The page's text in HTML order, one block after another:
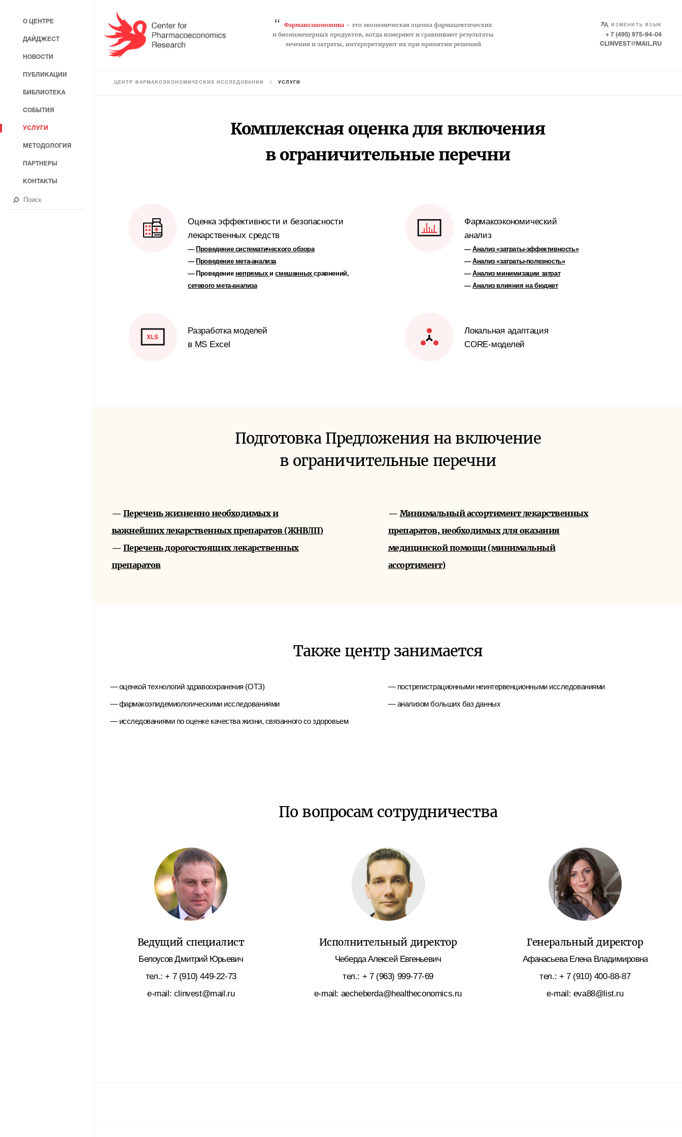
“ Фармакоэкономика– это экономическая оценка фармацевтических
и биоинженерных продуктов, когда измеряют и сравнивают результаты
лечения и затраты, интерпретируют их при принятии решений
ИЗМЕНИТЬ ЯЗЫК
SELECT LANGUAGE
+ 7 (495) 975-94-04
CLINVEST@MAIL.RU
ЦЕНТР ФАРМАКОЭКОНОМИЧЕСКИХ ИССЛЕДОВАНИЙ / УСЛУГИ
Комплексная оценка для включения
в ограничительные перечни
Оценка эффективности и безопасности
лекарственных средств
— Проведение систематического обзора
— Проведение мета-анализа
— Проведение непрямыхисмешанныхсравнений,
сетевого мета-анализа
Фармакоэкономический
анализ
—Анализ «затраты-эффективность»
—Анализ «затраты-полезность»
—Анализ минимизации затрат
—Анализ влияния на бюджет
Разработка моделей
в MS Excel
Локальная адаптация
CORE-моделей
Подготовка Предложения на включение
в ограничительные перечни
— Перечень жизненно необходимых и
важнейших лекарственных препаратов (ЖНВЛП)
— Перечень дорогостоящих лекарственных
препаратов
— Минимальный ассортимент лекарственных
препаратов, необходимых для оказания
медицинской помощи (минимальный
ассортимент)
Также центр занимается
— оценкой технологий здравоохранения (ОТЗ)
— фармакоэпидемиологическими исследованиями
— исследованиями по оценке качества жизни, связанного со здоровьем
— пострегистрационными неинтервенционными исследованиями
— анализом больших баз данных
По вопросам сотрудничества
Ведущий специалист
Белоусов Дмитрий Юрьевич
тел.: + 7 (910) 449-22-73
e-mail: clinvest@mail.ru
Исполнительный директор
Чеберда Алексей Евгеньевич
тел.: + 7 (963) 999-77-69
e-mail: aecheberda@healtheconomics.ru
Генеральный директор
Афанасьева Елена Владимировна
тел.: + 7 (910) 400-88-87
e-mail: eva88@list.ru
О ЦЕНТРЕ
ДАЙДЖЕСТ
НОВОСТИ
ПУБЛИКАЦИИ
БИБЛИОТЕКА
СОБЫТИЯ
УСЛУГИ
МЕТОДОЛОГИЯ
ПАРТНЕРЫ
КОНТАКТЫ